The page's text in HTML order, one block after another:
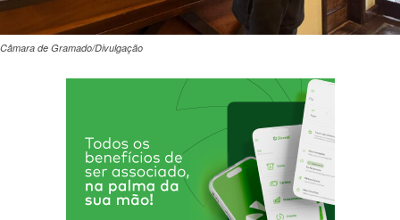
Câmara de Gramado/Divulgação